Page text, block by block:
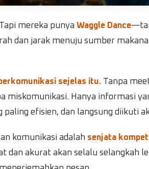
mereka punya Waggle Dance
dan jarak menuju sumber
sejelas itu. Tanpa
miskomunikasi. Hanya informasi
paling efisien, dan langsung diikuti
komunikasi adalah senjata
dan akurat akan selalu selangkah